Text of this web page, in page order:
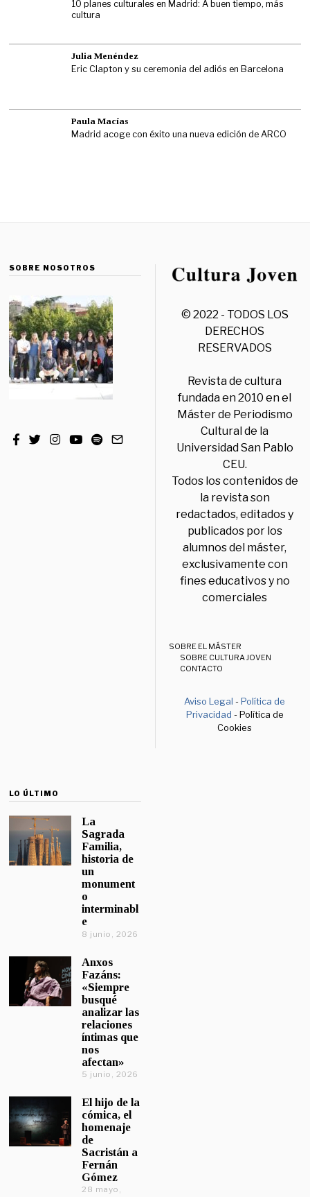
10 planes culturales en Madrid: A buen tiempo, más
cultura
Julia Menéndez
Eric Clapton y su ceremonia del adiós en Barcelona
Paula Macías
Madrid acoge con éxito una nueva edición de ARCO
SOBRE NOSOTROS
© 2022 - TODOS LOS
DERECHOS
RESERVADOS
Revista de cultura
fundada en 2010 en el
Máster de Periodismo
Cultural de la
Universidad San Pablo
CEU.
Todos los contenidos de
la revista son
redactados, editados y
publicados por los
alumnos del máster,
exclusivamente con
fines educativos y no
comerciales
SOBRE EL MÁSTER
SOBRE CULTURA JOVEN
CONTACTO
Aviso Legal -Política de
Privacidad - Política de
Cookies
LO ÚLTIMO
La
Sagrada
Familia,
historia de
un
monument
o
interminabl
e
8 junio, 2026
Anxos
Fazáns:
«Siempre
busqué
analizar las
relaciones
íntimas que
nos
afectan»
5 junio, 2026
El hijo de la
cómica, el
homenaje
de
Sacristán a
Fernán
Gómez
28 mayo,